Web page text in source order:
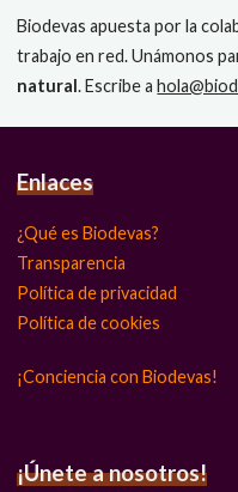
Biodevas apuesta por la
trabajo en red. Unámonos
natural. Escribe a
Enlaces
¿Qué es Biodevas?
Transparencia
Política de privacidad
Política de cookies
¡Conciencia con Biodevas!
¡Únete a nosotros!